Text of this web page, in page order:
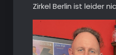
Zirkel Berlin ist leider